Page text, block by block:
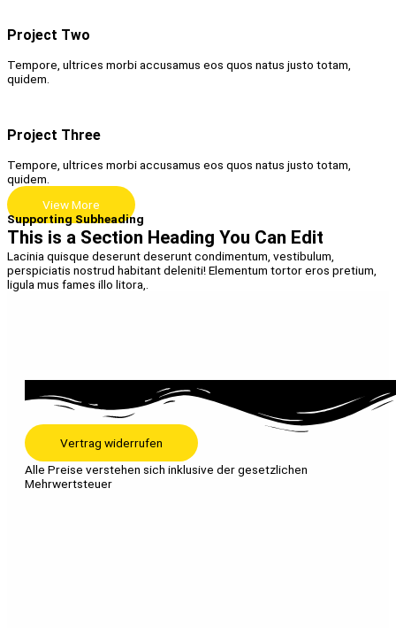
Project Two
Tempore, ultrices morbi accusamus eos quos natus justo totam,
quidem.
Project Three
Tempore, ultrices morbi accusamus eos quos natus justo totam,
quidem.
View More
Supporting Subheading
This is a Section Heading You Can Edit
Lacinia quisque deserunt deserunt condimentum, vestibulum,
perspiciatis nostrud habitant deleniti! Elementum tortor eros pretium,
ligula mus fames illo litora,.
Vertrag widerrufen
Alle Preise verstehen sich inklusive der gesetzlichen
Mehrwertsteuer